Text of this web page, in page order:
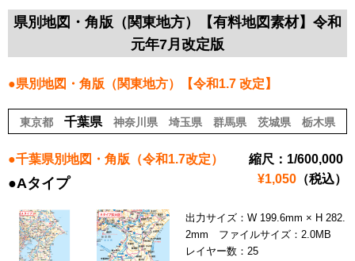
県別地図・角版 （関東地方）【有料地図素材】令和
元年7月改定版
●県別地図・角版（関東地方）【令和1.7 改定】
東京都 千葉県 神奈川県 埼玉県 群馬県 茨城県 栃木県
●千葉県別地図・角版（令和1.7改定） 縮尺：1/600,000
¥1,050 （税込）
●Aタイプ
出力サイズ：W 199.6mm × H 282.
2mm ファイルサイズ：2.0MB
レイヤー数：25